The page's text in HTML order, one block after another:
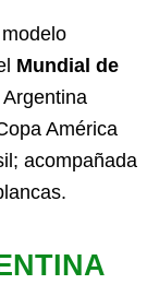
Mundial de
América
acompañada